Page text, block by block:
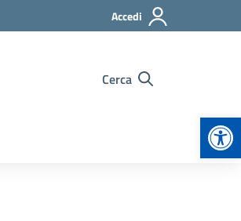
Accedi
Cerca